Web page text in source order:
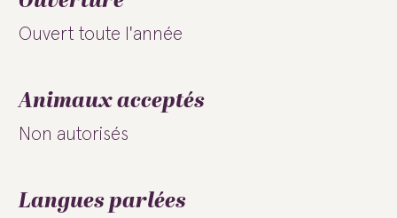
Ouvert toute l'année
Animaux acceptés
Non autorisés
Langues parlées